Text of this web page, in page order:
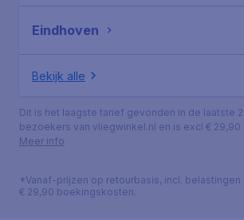
Eindhoven
Bekijk alle
Dit is het laagste tarief gevonden in de laatste
bezoekers van vliegwinkel.nl en is excl €
Meer info
*Vanaf-prijzen op retourbasis, incl. belastingen
€ 29,90 boekingskosten.